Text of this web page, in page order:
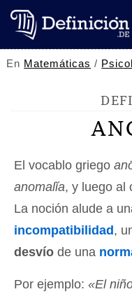
En Matemáticas /
El vocablo griego
anomalĭa, y luego al
La noción alude a
incompatibilidad ,
desvío de una
Por ejemplo: «El